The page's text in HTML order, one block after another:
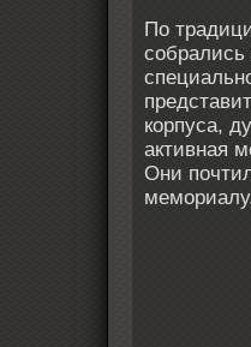
По
собрались
корпуса,
активная
Они